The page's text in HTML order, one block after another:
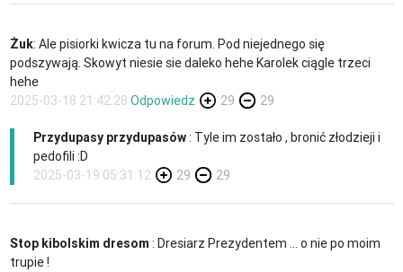
Żuk: Ale pisiorki kwicza tu na forum. Pod niejednego się
podszywają. Skowyt niesie sie daleko hehe Karolek ciągle trzeci
hehe
2025-03-18 21:42:28 Odpowiedz 29 29
Przydupasy przydupasów: Tyle im zostało , bronić złodzieji i
pedofili :D
2025-03-19 05:31:12
29 29
Stop kibolskim dresom : Dresiarz Prezydentem ... o nie po moim
trupie !